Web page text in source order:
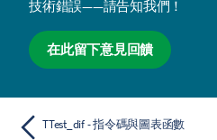
技術錯誤——請告知我們！
在此留下意見回饋
TTest_dif - 指令碼與圖表函數